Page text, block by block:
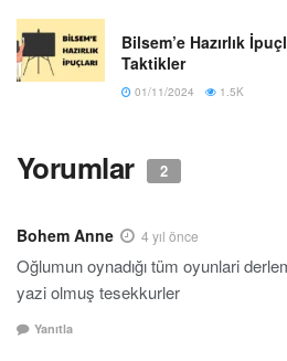
Bilsem’e Hazırlık
Taktikler
01/11/2024 1.5K
Yorumlar 2
Bohem Anne 4 yıl önce
Oğlumun oynadığı tüm oyunlari
yazi olmuş tesekkurler
Yanıtla